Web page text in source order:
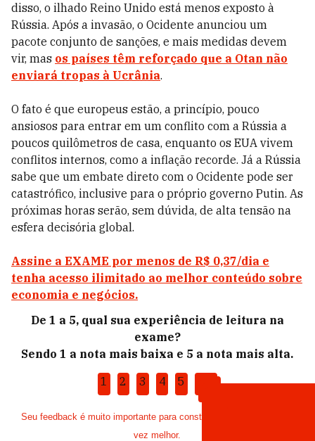
disso, o ilhado Reino Unido está menos exposto à
Rússia. Após a invasão, o Ocidente anunciou um
pacote conjunto de sanções, e mais medidas devem
vir, mas os países têm reforçado que a Otan não
enviará tropas à Ucrânia.
O fato é que europeus estão, a princípio, pouco
ansiosos para entrar em um conflito com a Rússia a
poucos quilômetros de casa, enquanto os EUA vivem
conflitos internos, como a inflação recorde. Já a Rússia
sabe que um embate direto com o Ocidente pode ser
catastrófico, inclusive para o próprio governo Putin. As
próximas horas serão, sem dúvida, de alta tensão na
esfera decisória global.
Assine a EXAME por menos de R$ 0,37/dia e
tenha acesso ilimitado ao melhor conteúdo sobre
economia e negócios.
De 1 a 5, qual sua experiência de leitura na
exame?
Sendo 1 a nota mais baixa e 5 a nota mais alta.
1
2 3 4 5
Seu feedback é muito importante para construir uma EXAME cada
vez melhor.